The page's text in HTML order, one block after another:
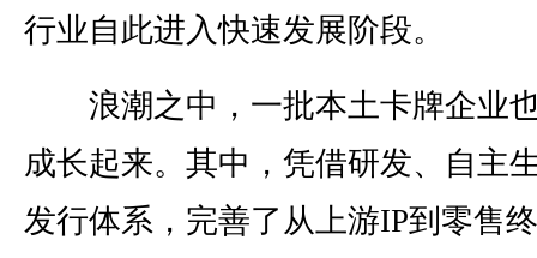
行业自此进入快速发展阶段。
浪潮之中，一批本土卡牌企业
成长起来。其中，凭借研发、自主
发行体系，完善了从上游IP到零售